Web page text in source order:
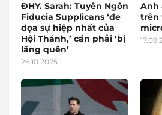
ĐHY. Sarah: Tuyên Ngôn
Fiducia Supplicans ‘đe
dọa sự hiệp nhất của
Hội Thánh,’ cần phải ‘bị
lãng quên’
26.10.2025
Anh
trên